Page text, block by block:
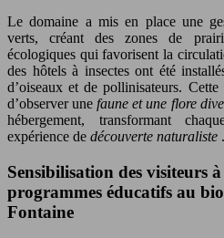
Le domaine a mis en place une
verts, créant des zones de
écologiques qui favorisent la
des hôtels à insectes ont été
d’oiseaux et de pollinisateurs.
d’observer une faune et une flore
hébergement, transformant
expérience de découverte naturaliste .
Sensibilisation des visiteurs
programmes éducatifs au
Fontaine